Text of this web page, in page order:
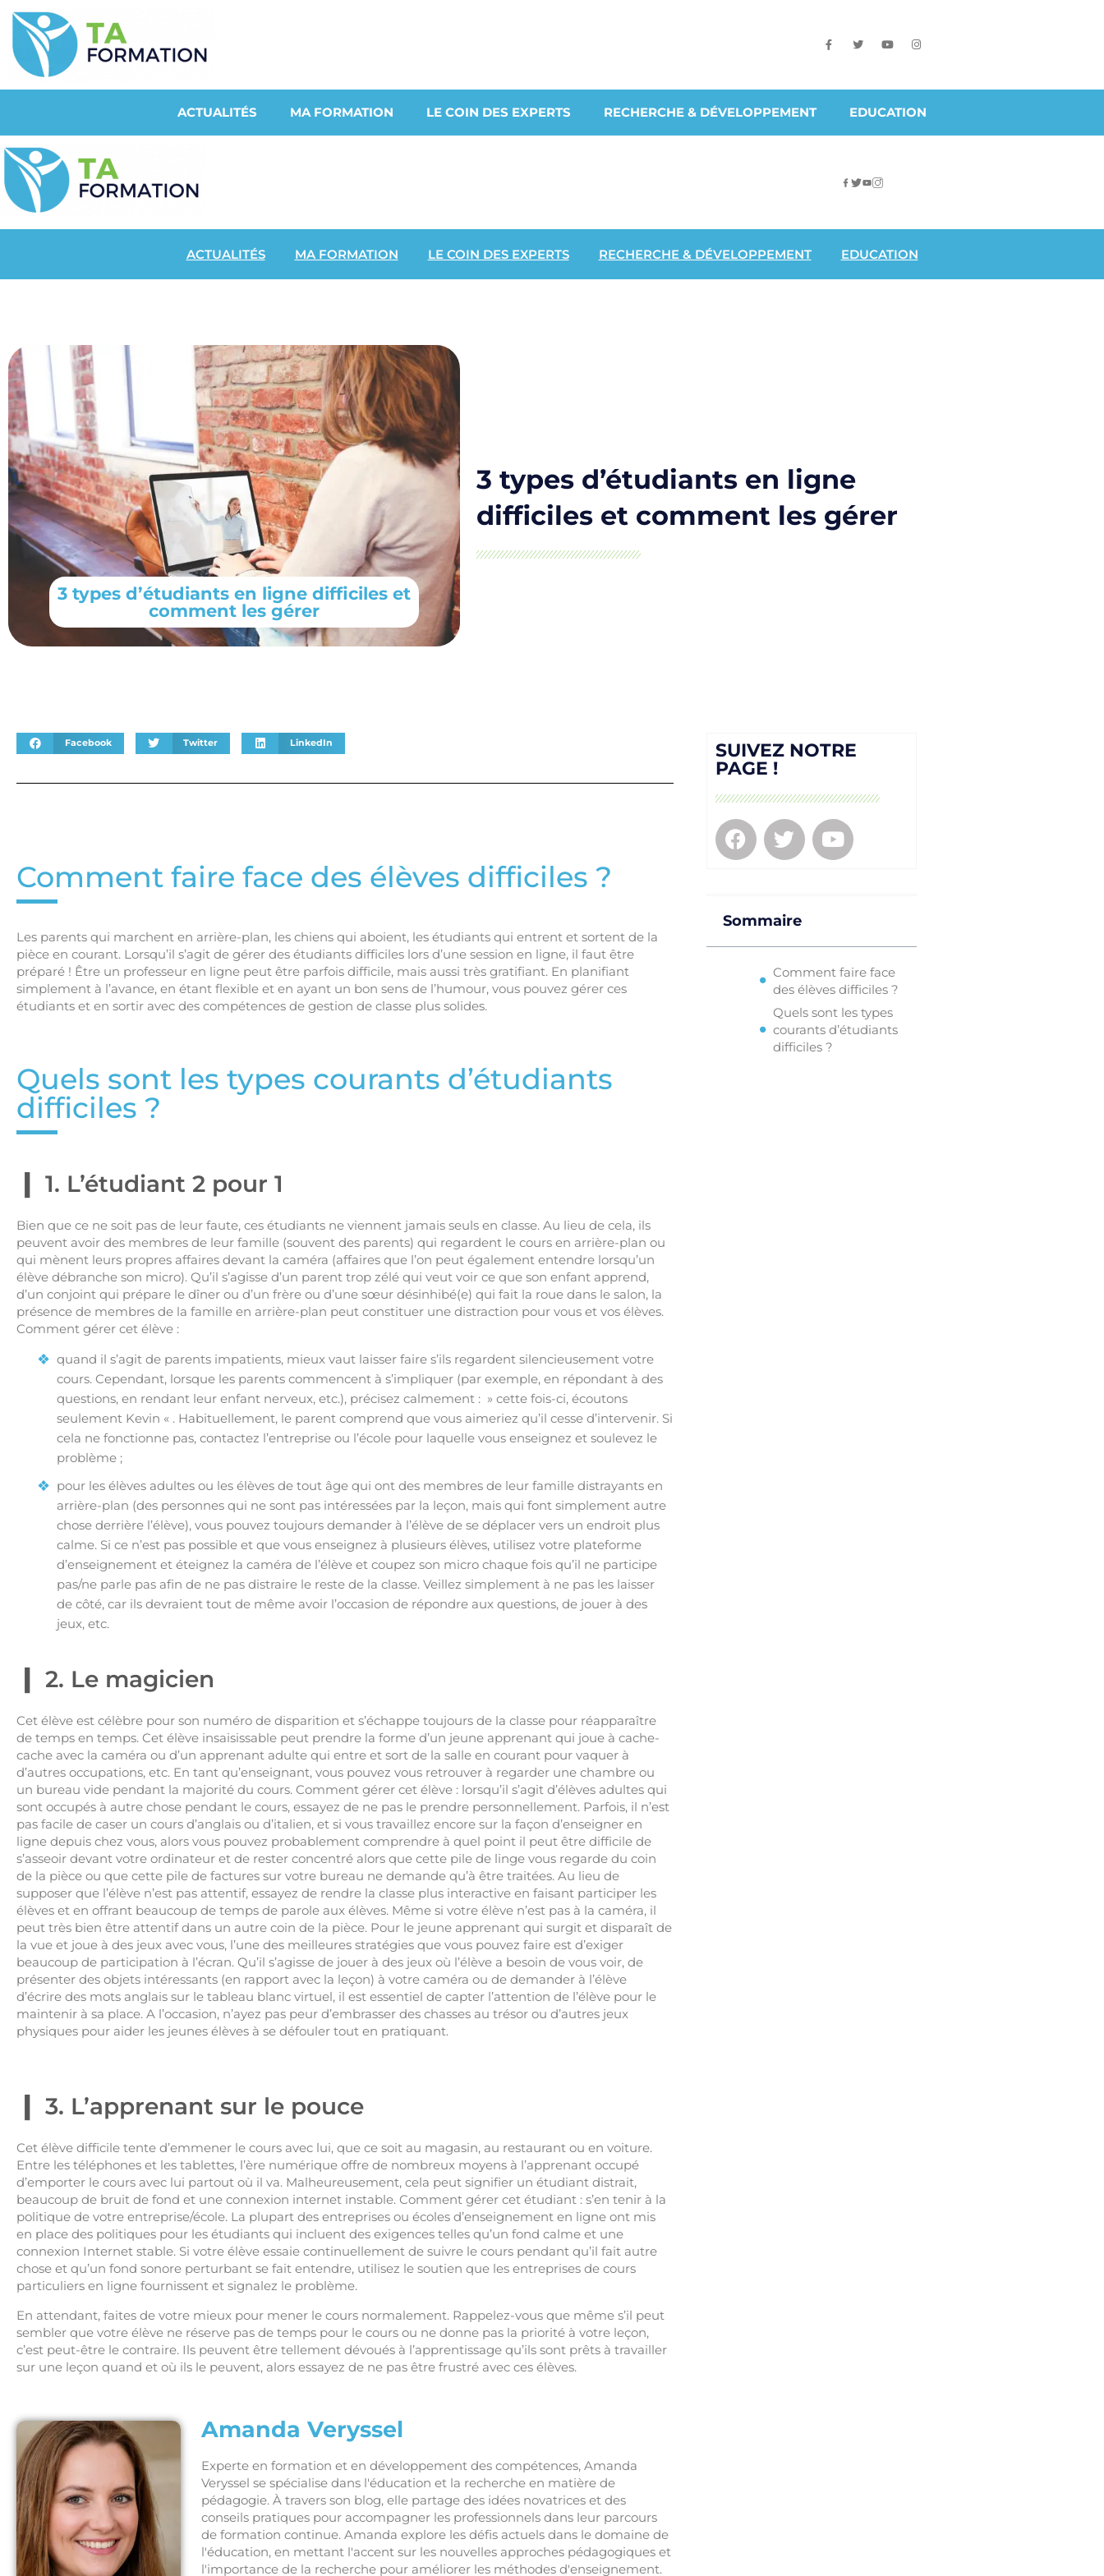
ACTUALITÉS MA FORMATION LE COIN DES EXPERTS RECHERCHE & DÉVELOPPEMENT EDUCATION
ACTUALITÉS MA FORMATION LE COIN DES EXPERTS RECHERCHE & DÉVELOPPEMENT EDUCATION
3 types d’étudiants en ligne difficiles et
comment les gérer
3 types d’étudiants en ligne
difficiles et comment les gérer
Facebook Twitter LinkedIn
Comment faire face des élèves difficiles ?
Les parents qui marchent en arrière-plan, les chiens qui aboient, les étudiants qui entrent et sortent de la
pièce en courant. Lorsqu’il s’agit de gérer des étudiants difficiles lors d’une session en ligne, il faut être
préparé ! Être un professeur en ligne peut être parfois difficile, mais aussi très gratifiant. En planifiant
simplement à l’avance, en étant flexible et en ayant un bon sens de l’humour, vous pouvez gérer ces
étudiants et en sortir avec des compétences de gestion de classe plus solides.
Quels sont les types courants d’étudiants
difficiles ?
1. L’étudiant 2 pour 1
Bien que ce ne soit pas de leur faute, ces étudiants ne viennent jamais seuls en classe. Au lieu de cela, ils
peuvent avoir des membres de leur famille (souvent des parents) qui regardent le cours en arrière-plan ou
qui mènent leurs propres affaires devant la caméra (affaires que l’on peut également entendre lorsqu’un
élève débranche son micro). Qu’il s’agisse d’un parent trop zélé qui veut voir ce que son enfant apprend,
d’un conjoint qui prépare le dîner ou d’un frère ou d’une sœur désinhibé(e) qui fait la roue dans le salon, la
présence de membres de la famille en arrière-plan peut constituer une distraction pour vous et vos élèves.
Comment gérer cet élève :
quand il s’agit de parents impatients, mieux vaut laisser faire s’ils regardent silencieusement votre
cours. Cependant, lorsque les parents commencent à s’impliquer (par exemple, en répondant à des
questions, en rendant leur enfant nerveux, etc.), précisez calmement : » cette fois-ci, écoutons
seulement Kevin « . Habituellement, le parent comprend que vous aimeriez qu’il cesse d’intervenir. Si
cela ne fonctionne pas, contactez l’entreprise ou l’école pour laquelle vous enseignez et soulevez le
problème ;
pour les élèves adultes ou les élèves de tout âge qui ont des membres de leur famille distrayants en
arrière-plan (des personnes qui ne sont pas intéressées par la leçon, mais qui font simplement autre
chose derrière l’élève), vous pouvez toujours demander à l’élève de se déplacer vers un endroit plus
calme. Si ce n’est pas possible et que vous enseignez à plusieurs élèves, utilisez votre plateforme
d’enseignement et éteignez la caméra de l’élève et coupez son micro chaque fois qu’il ne participe
pas/ne parle pas afin de ne pas distraire le reste de la classe. Veillez simplement à ne pas les laisser
de côté, car ils devraient tout de même avoir l’occasion de répondre aux questions, de jouer à des
jeux, etc.
2. Le magicien
Cet élève est célèbre pour son numéro de disparition et s’échappe toujours de la classe pour réapparaître
de temps en temps. Cet élève insaisissable peut prendre la forme d’un jeune apprenant qui joue à cache-
cache avec la caméra ou d’un apprenant adulte qui entre et sort de la salle en courant pour vaquer à
d’autres occupations, etc. En tant qu’enseignant, vous pouvez vous retrouver à regarder une chambre ou
un bureau vide pendant la majorité du cours. Comment gérer cet élève : lorsqu’il s’agit d’élèves adultes qui
sont occupés à autre chose pendant le cours, essayez de ne pas le prendre personnellement. Parfois, il n’est
pas facile de caser un cours d’anglais ou d’italien, et si vous travaillez encore sur la façon d’enseigner en
ligne depuis chez vous, alors vous pouvez probablement comprendre à quel point il peut être difficile de
s’asseoir devant votre ordinateur et de rester concentré alors que cette pile de linge vous regarde du coin
de la pièce ou que cette pile de factures sur votre bureau ne demande qu’à être traitées. Au lieu de
supposer que l’élève n’est pas attentif, essayez de rendre la classe plus interactive en faisant participer les
élèves et en offrant beaucoup de temps de parole aux élèves. Même si votre élève n’est pas à la caméra, il
peut très bien être attentif dans un autre coin de la pièce. Pour le jeune apprenant qui surgit et disparaît de
la vue et joue à des jeux avec vous, l’une des meilleures stratégies que vous pouvez faire est d’exiger
beaucoup de participation à l’écran. Qu’il s’agisse de jouer à des jeux où l’élève a besoin de vous voir, de
présenter des objets intéressants (en rapport avec la leçon) à votre caméra ou de demander à l’élève
d’écrire des mots anglais sur le tableau blanc virtuel, il est essentiel de capter l’attention de l’élève pour le
maintenir à sa place. A l’occasion, n’ayez pas peur d’embrasser des chasses au trésor ou d’autres jeux
physiques pour aider les jeunes élèves à se défouler tout en pratiquant.
3. L’apprenant sur le pouce
Cet élève difficile tente d’emmener le cours avec lui, que ce soit au magasin, au restaurant ou en voiture.
Entre les téléphones et les tablettes, l’ère numérique offre de nombreux moyens à l’apprenant occupé
d’emporter le cours avec lui partout où il va. Malheureusement, cela peut signifier un étudiant distrait,
beaucoup de bruit de fond et une connexion internet instable. Comment gérer cet étudiant : s’en tenir à la
politique de votre entreprise/école. La plupart des entreprises ou écoles d’enseignement en ligne ont mis
en place des politiques pour les étudiants qui incluent des exigences telles qu’un fond calme et une
connexion Internet stable. Si votre élève essaie continuellement de suivre le cours pendant qu’il fait autre
chose et qu’un fond sonore perturbant se fait entendre, utilisez le soutien que les entreprises de cours
particuliers en ligne fournissent et signalez le problème.
En attendant, faites de votre mieux pour mener le cours normalement. Rappelez-vous que même s’il peut
sembler que votre élève ne réserve pas de temps pour le cours ou ne donne pas la priorité à votre leçon,
c’est peut-être le contraire. Ils peuvent être tellement dévoués à l’apprentissage qu’ils sont prêts à travailler
sur une leçon quand et où ils le peuvent, alors essayez de ne pas être frustré avec ces élèves.
Amanda Veryssel
Experte en formation et en développement des compétences, Amanda
Veryssel se spécialise dans l'éducation et la recherche en matière de
pédagogie. À travers son blog, elle partage des idées novatrices et des
conseils pratiques pour accompagner les professionnels dans leur parcours
de formation continue. Amanda explore les défis actuels dans le domaine de
l'éducation, en mettant l'accent sur les nouvelles approches pédagogiques et
l'importance de la recherche pour améliorer les méthodes d'enseignement.
SUIVEZ NOTRE
PAGE !
Sommaire
Comment faire face
des élèves difficiles ?
Quels sont les types
courants d’étudiants
difficiles ?